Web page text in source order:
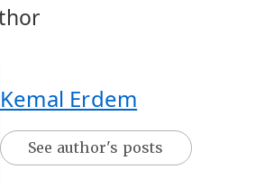
Kemal Erdem
See author's posts